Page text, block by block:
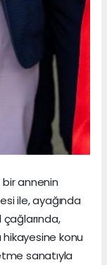
bir annenin
ile, ayağında
çağlarında,
hikayesine konu
sanatıyla